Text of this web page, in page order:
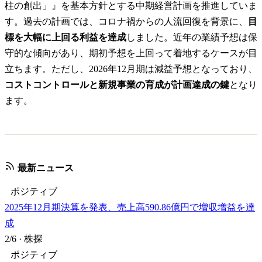
柱の創出」』を基本方針とする中期経営計画を推進していま
す。過去の計画では、コロナ禍からの人流回復を背景に、
目
標を大幅に上回る利益を達成しました。近年の業績予想は保
守的な傾向があり、期初予想を上回って着地するケースが目
立ちます。ただし、2026年12月期は減益予想となっており、
コストコントロールと新規事業の育成が計画達成の鍵となり
ます。
最新ニュース
ポジティブ
2025年12月期決算を発表、売上高590.86億円で増収増益を達
成
2/6 · 株探
ポジティブ